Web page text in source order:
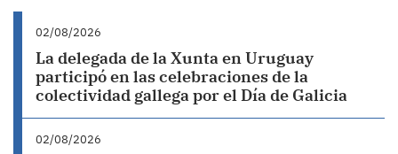
02/08/2026
La delegada de la Xunta en Uruguay
participó en las celebraciones de la
colectividad gallega por el Día de Galicia
02/08/2026